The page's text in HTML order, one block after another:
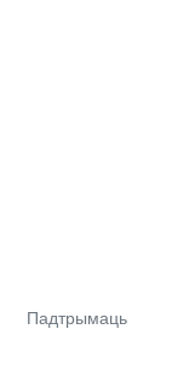
Падтрымаць